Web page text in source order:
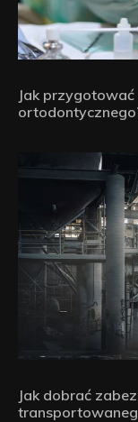
Jak
Jak dobrać